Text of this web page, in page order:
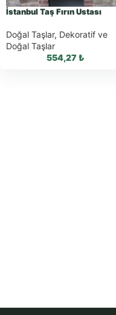
İstanbul Taş Fırın Ustası
Doğal Taşlar, Dekoratif ve
Doğal Taşlar
554,27 ₺